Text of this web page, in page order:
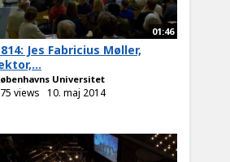
01:46
Jes Fabricius Møller,
Universitet
views 10. maj 2014